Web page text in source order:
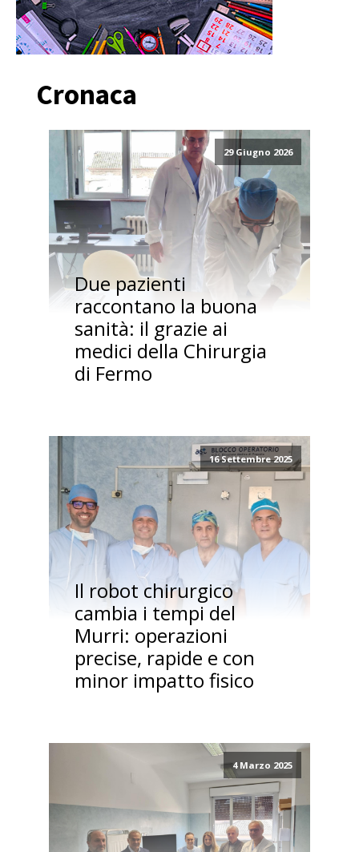
Cronaca
29 Giugno 2026
Due pazienti
raccontano la buona
sanità: il grazie ai
medici della Chirurgia
di Fermo
16 Settembre 2025
Il robot chirurgico
cambia i tempi del
Murri: operazioni
precise, rapide e con
minor impatto fisico
4 Marzo 2025